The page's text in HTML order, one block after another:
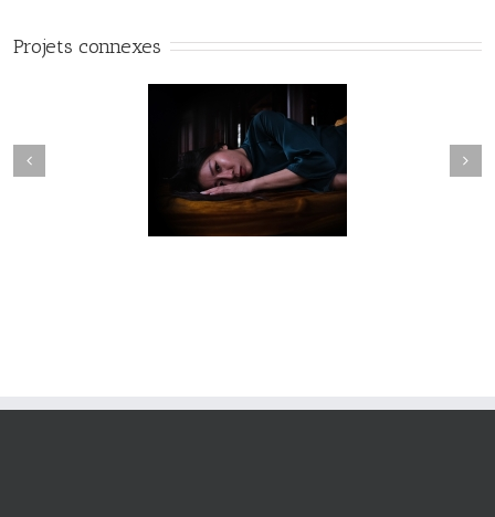
Projets connexes
Fleuve #040
Fleuve #039